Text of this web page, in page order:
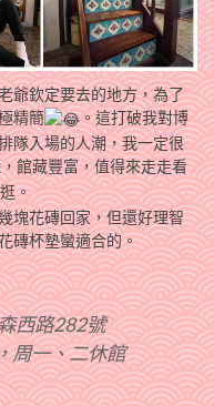
爺欽定要去的地方，為了
精簡
。這打破我對博
隊入場的人潮，我一定很
館藏豐富，值得來走走看
。
塊花磚回家，但還好理智
磚杯墊蠻適合的。
西路282號
周一、二休館